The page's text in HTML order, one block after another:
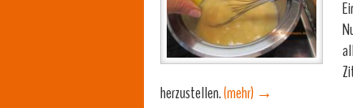
herzustellen.(mehr) →